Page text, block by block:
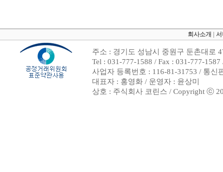
회사소개
주소 : 경기도 성남시 중원구 둔촌대로
Tel : 031-777-1588 / Fax : 031-777-
사업자 등록번호 : 116-81-31753 / 통신
대표자 : 홍영화 / 운영자 : 윤상미
상호 : 주식회사 코린스 / Copyright ⓒ